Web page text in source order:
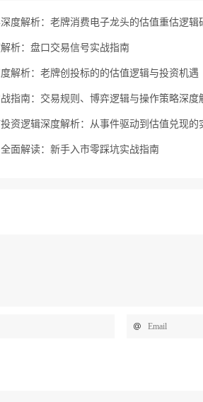
度解析：老牌消费电子龙头的估值重估逻辑
析：盘口交易信号实战指南
解析：老牌创投标的的估值逻辑与投资机遇
指南：交易规则、博弈逻辑与操作策略深度
资逻辑深度解析：从事件驱动到估值兑现的
面解读：新手入市零踩坑实战指南